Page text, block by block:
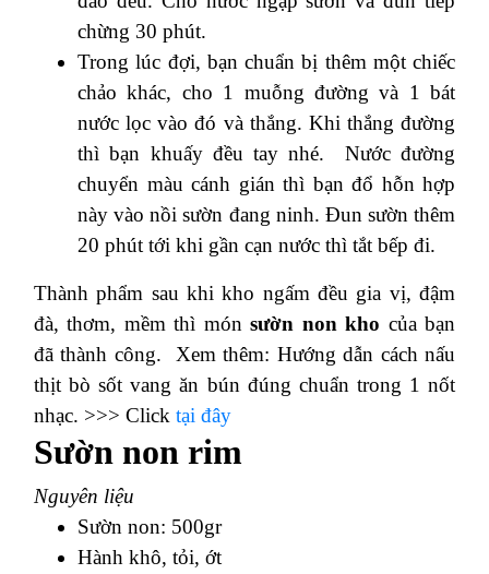
chừng 30 phút.
Trong lúc đợi, bạn chuẩn bị thêm một chiếc
chảo khác, cho 1 muỗng đường và 1 bát
nước lọc vào đó và thắng. Khi thắng đường
thì bạn khuấy đều tay nhé. Nước đường
chuyển màu cánh gián thì bạn đổ hỗn hợp
này vào nồi sườn đang ninh. Đun sườn thêm
20 phút tới khi gần cạn nước thì tắt bếp đi.
Thành phẩm sau khi kho ngấm đều gia vị, đậm
đà, thơm, mềm thì mónsườn non kho của bạn
đã thành công.
Xem thêm: Hướng dẫn cách nấu
thịt bò sốt vang ăn bún đúng chuẩn trong 1 nốt
nhạc. >>> Click tại đây
Sườn non rim
Nguyên liệu
Sườn non: 500gr
Hành khô, tỏi, ớt